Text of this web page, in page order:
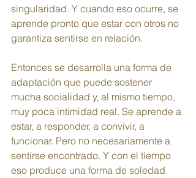
singularidad. Y cuando eso ocurre, se
aprende pronto que estar con otros no
garantiza sentirse en relación.
Entonces se desarrolla una forma de
adaptación que puede sostener
mucha socialidad y, al mismo tiempo,
muy poca intimidad real. Se aprende a
estar, a responder, a convivir, a
funcionar. Pero no necesariamente a
sentirse encontrado. Y con el tiempo
eso produce una forma de soledad